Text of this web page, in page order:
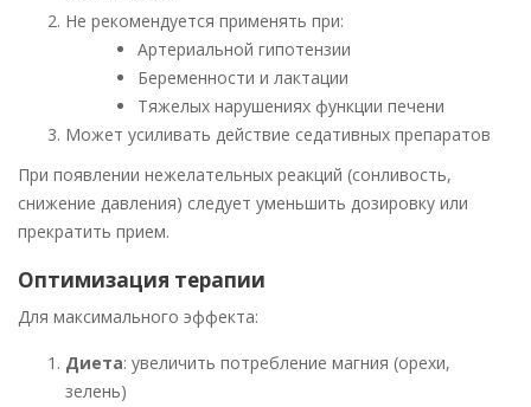
Не рекомендуется применять при:
Артериальной гипотензии
Беременности и лактации
Тяжелых нарушениях функции печени
Может усиливать действие седативных препаратов
При появлении нежелательных реакций (сонливость,
снижение давления) следует уменьшить дозировку или
прекратить прием.
Оптимизация терапии
Для максимального эффекта:
Диета: увеличить потребление магния (орехи,
зелень)